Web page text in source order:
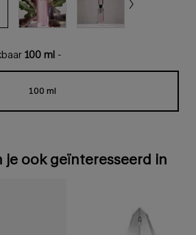
100 ml -
Geselecteerde
100 ml, 1 van 1
je ook geïnteresseerd in